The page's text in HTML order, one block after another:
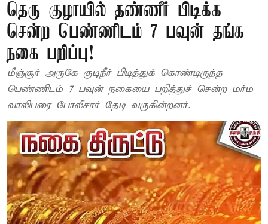
தெரு குழாயில் தண்ணீர் பிடிக்க
சென்ற பெண்ணிடம் 7 பவுன் தங்க
நகை பறிப்பு!
மீஞ்சூர் அருகே குடிநீர் பிடித்துக் கொண்டிருந்த
பெண்ணிடம் 7 பவுன் நகையை பறித்துச் சென்ற மர்ம
வாலிபரை போலீசார் தேடி வருகின்றனர்.